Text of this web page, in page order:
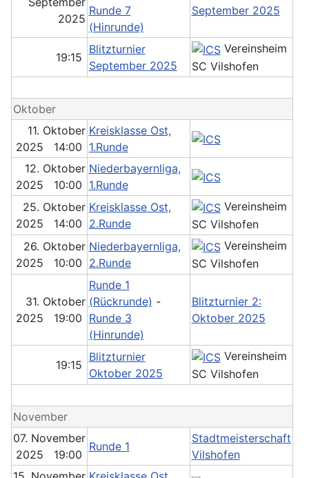
2025
Runde 7
(Hinrunde)
September 2025
19:15
Blitzturnier
September 2025
Vereinsheim
SC Vilshofen
Oktober
11. Oktober
2025 14:00
Kreisklasse Ost,
1.Runde
12. Oktober
2025 10:00
Niederbayernliga,
1.Runde
25. Oktober
2025 14:00
Kreisklasse Ost,
2.Runde
Vereinsheim
SC Vilshofen
26. Oktober
2025 10:00
Niederbayernliga,
2.Runde
Vereinsheim
SC Vilshofen
31. Oktober
2025 19:00
Runde 1
(Rückrunde) -
Runde 3
(Hinrunde)
Blitzturnier 2:
Oktober 2025
19:15
Blitzturnier
Oktober 2025
Vereinsheim
SC Vilshofen
November
07. November
2025 19:00
Runde 1
Stadtmeisterschaft
Vilshofen